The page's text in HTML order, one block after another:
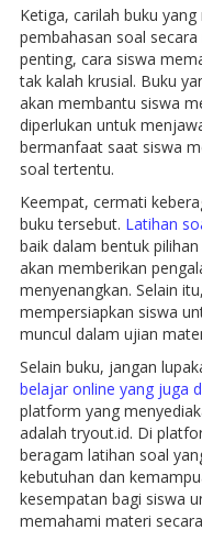
Ketiga, carilah buku
pembahasan soal
penting, cara siswa
tak kalah krusial. Buku
akan membantu siswa
diperlukan untuk
bermanfaat saat siswa
soal tertentu.
Keempat, cermati
buku tersebut. Latihan
baik dalam bentuk
akan memberikan
menyenangkan. Selain
mempersiapkan siswa
muncul dalam ujian
Selain buku, jangan
belajar online yang juga
platform yang
adalah tryout.id. Di
beragam latihan soal
kebutuhan dan
kesempatan bagi siswa
memahami materi